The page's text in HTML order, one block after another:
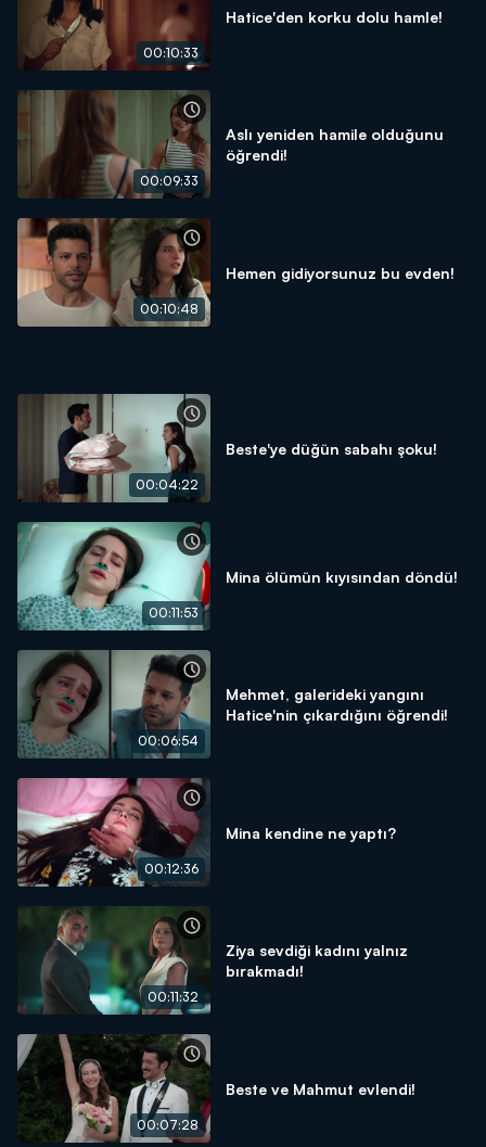
00:10:33
Hatice'den korku dolu hamle!
00:09:33
Aslı yeniden hamile olduğunu
öğrendi!
00:10:48
Hemen gidiyorsunuz bu evden!
00:04:22
Beste'ye düğün sabahı şoku!
00:11:53
Mina ölümün kıyısından döndü!
00:06:54
Mehmet, galerideki yangını
Hatice'nin çıkardığını öğrendi!
00:12:36
Mina kendine ne yaptı?
00:11:32
Ziya sevdiği kadını yalnız
bırakmadı!
00:07:28
Beste ve Mahmut evlendi!